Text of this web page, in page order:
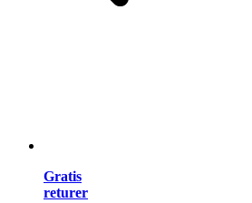
Gratis
returer